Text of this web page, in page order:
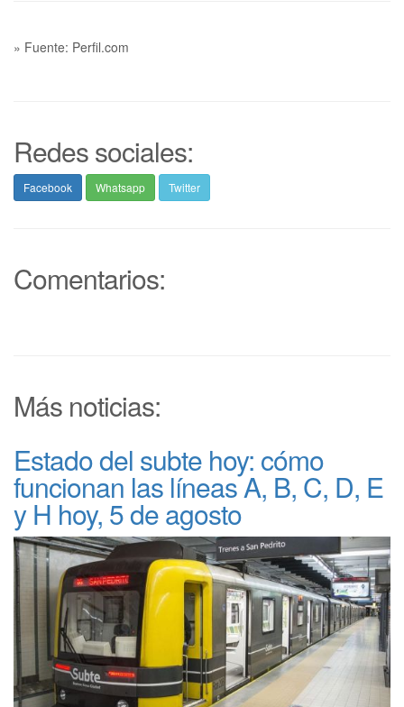
» Fuente: Perfil.com
Redes sociales:
Facebook Whatsapp Twitter
Comentarios:
Más noticias:
Estado del subte hoy: cómo
funcionan las líneas A, B, C, D, E
y H hoy, 5 de agosto